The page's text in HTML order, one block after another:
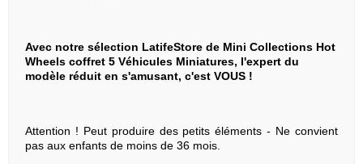
Avec notre sélection LatifeStore de Mini Collections Hot
Wheels coffret 5 Véhicules Miniatures, l'expert du
modèle réduit en s'amusant, c'est VOUS !
Attention ! Peut produire des petits éléments - Ne convient
pas aux enfants de moins de 36 mois.